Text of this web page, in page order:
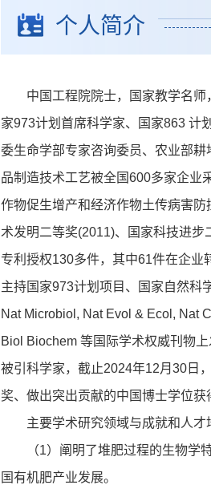
个人简介
中国工程院院士，国家教学名
家973计划首席科学家、国家863 计
委生命学部专家咨询委员、农业部
品制造技术工艺被全国600多家企业
作物促生增产和经济作物土传病害
术发明二等奖(2011)、国家科技进
专利授权130多件，其中61件在企
主持国家973计划项目、国家自然科
Nat Microbiol, Nat Evol & Ecol, Nat
Biol Biochem 等国际学术权威刊物
被引科学家，截止2024年12月30日
奖、做出突出贡献的中国博士学位获
主要学术研究领域与成就和人才
（1）阐明了堆肥过程的生物
国有机肥产业发展。